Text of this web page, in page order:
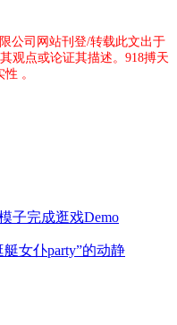
公司网站刊登/转载此文出于
观点或论证其描述。918搏天
。
子完成逛戏Demo
女仆party”的动静